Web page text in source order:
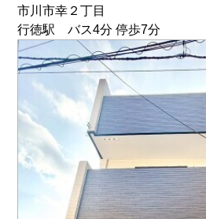
市川市幸２丁目
行徳駅 バス4分 停歩7分